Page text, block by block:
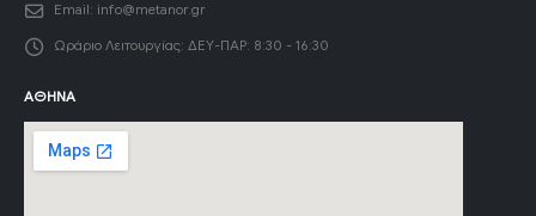
Email: info@metanor.gr
Ωράριο Λειτουργίας: ΔΕΥ-ΠΑΡ: 8:30 - 16:30
ΑΘΉΝΑ